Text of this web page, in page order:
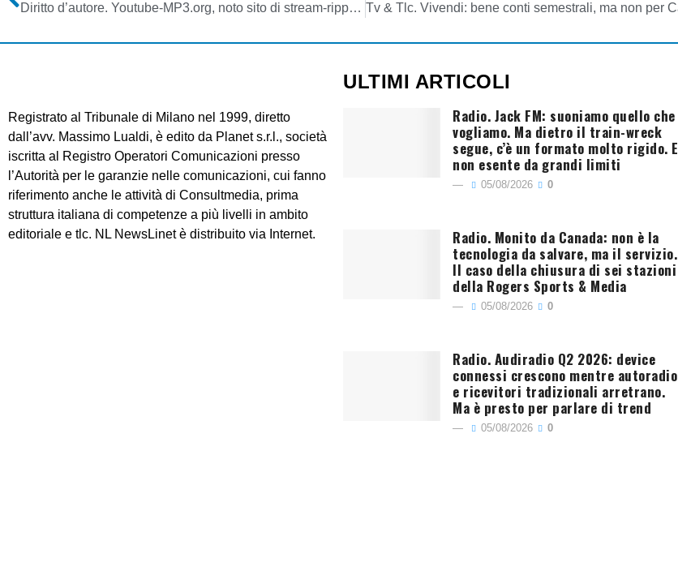
Diritto d’autore. Youtube-MP3.org, noto sito di stream-ripping, è costretto a chiudere dalle major
Registrato al Tribunale di Milano nel 1999, diretto
dall’avv. Massimo Lualdi, è edito da Planet s.r.l., società
iscritta al Registro Operatori Comunicazioni presso
l’Autorità per le garanzie nelle comunicazioni, cui fanno
riferimento anche le attività di Consultmedia, prima
struttura italiana di competenze a più livelli in ambito
editoriale e tlc. NL NewsLinet è distribuito via Internet.
ULTIMI ARTICOLI
Radio. Jack FM: suoniamo quello che
vogliamo. Ma dietro il train-wreck
segue, c’è un formato molto rigido. E
non esente da grandi limiti
05/08/2026 0
Radio. Monito da Canada: non è la
tecnologia da salvare, ma il servizio.
Il caso della chiusura di sei stazioni
della Rogers Sports & Media
05/08/2026 0
Radio. Audiradio Q2 2026: device
connessi crescono mentre autoradio
e ricevitori tradizionali arretrano.
Ma è presto per parlare di trend
05/08/2026 0